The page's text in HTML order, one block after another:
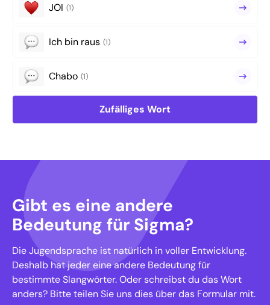
JOI (1)
Ich bin raus (1)
Chabo (1)
Zufälliges Wort
Gibt es eine andere
Bedeutung für Sigma?
Die Jugendsprache ist natürlich in voller Entwicklung.
Deshalb hat jeder eine andere Bedeutung für
bestimmte Slangwörter. Oder schreibst du das Wort
anders? Bitte teilen Sie uns dies über das Formular mit.